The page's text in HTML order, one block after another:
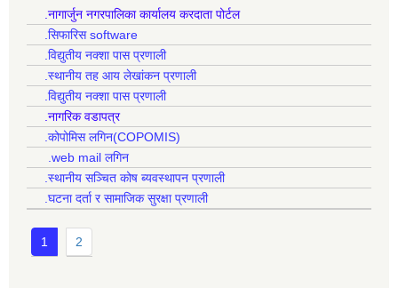
.नागार्जुन नगरपालिका कार्यालय करदाता पोर्टल
.सिफारिस software
.विद्युतीय नक्शा पास प्रणाली
.स्थानीय तह आय लेखांकन प्रणाली
.विद्युतीय नक्शा पास प्रणाली
.नागरिक वडापत्र
.कोपोमिस लगिन(COPOMIS)
.web mail लगिन
.स्थानीय सञ्चित कोष ब्यवस्थापन प्रणाली
.घटना दर्ता र सामाजिक सुरक्षा प्रणाली
1 2